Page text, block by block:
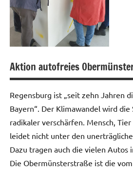
Fotogalerie
Aktion autofreies
Regensburg ist „seit zehn Jahren
Bayern“. Der Klimawandel wird die
radikaler verschärfen. Mensch,
leidet nicht unter den
Dazu tragen auch die vielen Autos
Die Obermünsterstraße ist die